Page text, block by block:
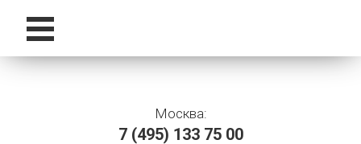
Москва:
7 (495) 133 75 00